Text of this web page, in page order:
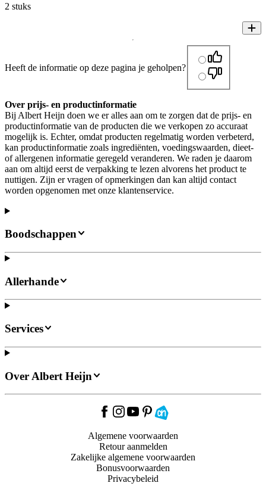
2 stuks
Heeft de informatie op deze pagina je geholpen?
Over prijs- en productinformatie
Bij Albert Heijn doen we er alles aan om te zorgen dat de prijs- en
productinformatie van de producten die we verkopen zo accuraat
mogelijk is. Echter, omdat producten regelmatig worden verbeterd,
kan productinformatie zoals ingrediënten, voedingswaarden, dieet-
of allergenen informatie geregeld veranderen. We raden je daarom
aan om altijd eerst de verpakking te lezen alvorens het product te
nuttigen. Zijn er vragen of opmerkingen dan kan altijd contact
worden opgenomen met onze klantenservice.
Boodschappen
Allerhande
Services
Over Albert Heijn
Algemene voorwaarden
Retour aanmelden
Zakelijke algemene voorwaarden
Bonusvoorwaarden
Privacybeleid